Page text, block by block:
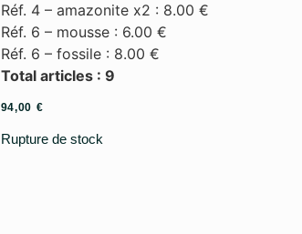
Réf. 4 – amazonite x2 : 8.00 €
Réf. 6 – mousse : 6.00 €
Réf. 6 – fossile : 8.00 €
Total articles : 9
94,00 €
Rupture de stock